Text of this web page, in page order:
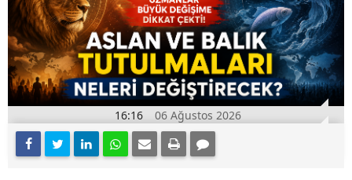
16:16 06 Ağustos 2026